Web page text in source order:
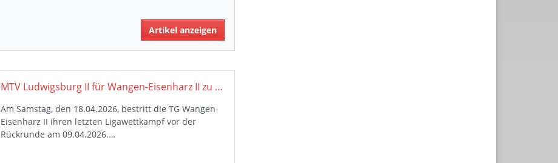
Artikel anzeigen
MTV Ludwigsburg II für Wangen-Eisenharz II zu stark: TG bleibt sieglos am Tabellenende
Am Samstag, den 18.04.2026, bestritt die TG Wangen-
Eisenharz II ihren letzten Ligawettkampf vor der
Rückrunde am 09.04.2026.…